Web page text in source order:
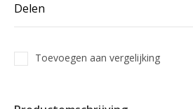
Delen
Toevoegen aan vergelijking